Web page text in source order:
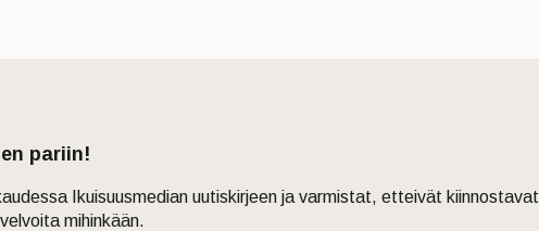
pariin!
Ikuisuusmedian uutiskirjeen ja varmistat, etteivät kiinnostavat
mihinkään.